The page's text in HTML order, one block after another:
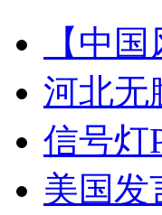
【中
河北无
信号灯
美国发